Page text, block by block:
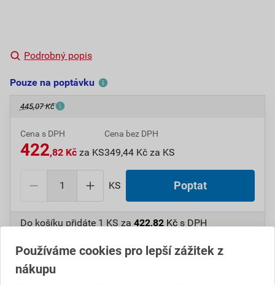
Podrobný popis
Pouze na poptávku
445,07 Kč
Cena s DPH
422,82 Kč za KS
Cena bez DPH
349,44 Kč za KS
KS Poptat
Do košíku přidáte 1 KS za 422,82 Kč s DPH
Číslo položky:
Výrobky značky:
Používáme cookies pro lepší zážitek z
nákupu